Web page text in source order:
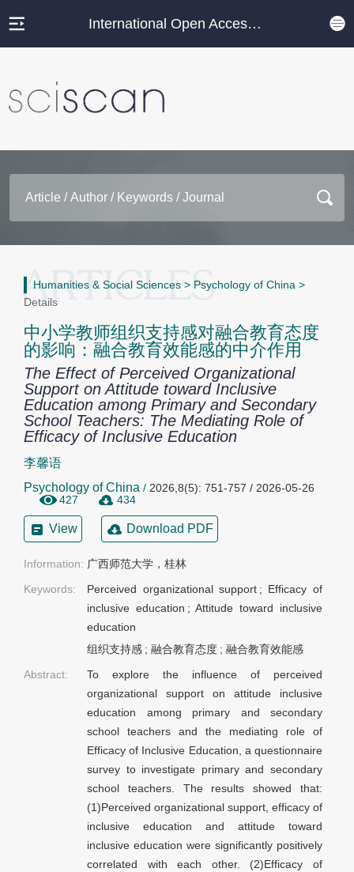
International Open Access Journal Platform
Humanities & Social Sciences > Psychology of China >
Details
中小学教师组织支持感对融合教育态度
的影响：融合教育效能感的中介作用
The Effect of Perceived Organizational
Support on Attitude toward Inclusive
Education among Primary and Secondary
School Teachers: The Mediating Role of
Efficacy of Inclusive Education
李馨语
Psychology of China / 2026,8(5): 751-757 / 2026-05-26
427
434
View Download PDF
Information: 广西师范大学，桂林
Keywords:
Perceived organizational support ; Efficacy of
inclusive education ;Attitude toward inclusive
education
组织支持感 ; 融合教育态度 ; 融合教育效能感
Abstract:
To explore the influence of perceived
organizational support on attitude inclusive
education among primary and secondary
school teachers and the mediating role of
Efficacy of Inclusive Education, a questionnaire
survey to investigate primary and secondary
school teachers. The results showed that:
(1)Perceived organizational support, efficacy of
inclusive education and attitude toward
inclusive education were significantly positively
correlated with each other. (2)Efficacy of